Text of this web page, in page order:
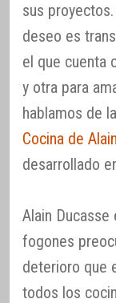
sus proyectos.
deseo es
el que cuenta
y otra para
hablamos de
Cocina de
desarrollado
Alain
fogones
deterioro que
todos los